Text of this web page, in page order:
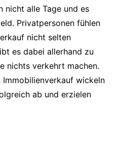
nicht alle Tage und es
Privatpersonen fühlen
nicht selten
es dabei allerhand zu
nichts verkehrt machen.
wickeln
ab und erzielen